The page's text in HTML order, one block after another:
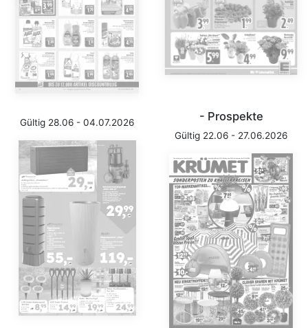
Gültig 28.06 - 04.07.2026 - Prospekte
Gültig 22.06 - 27.06.2026